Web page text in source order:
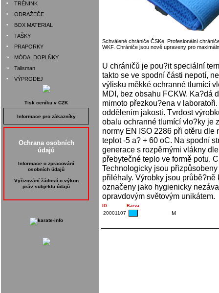
• TRÉNINK
• ODRAŽEČE
• BOX MATERIAL
• TAŠKY
• PRAPORKY
» MÓDA, DOPLŇKY
» Talisman
• VÝPRODEJ
Tisk ceníku v CZK
Informace pro zákazníky
Ochrana osobních
údajů
Informace o zpracování
osobních údajů
Vyřizování žádostí o výkon
práv subjektu údajů
Schválené chrániče ČSKe. Profesionální
WKF. Chrániče jsou nově upraveny pro
U chráničů je pou?it speciální
takto se ve spodní části nepotí,
výlisku měkké ochranné tlumící
MDI, bez obsahu FCKW. Ka?dá
mimoto přezkou?ena v
oddělením jakosti. Tvrdost
obalu ochranné tlumící vlo?ky je
normy EN ISO 2286 při otěru
teplot -5 a? + 60 oC. Na spodní
generace s rozpěrnými vlákny
přebytečné teplo ve formě potu.
Technologicky jsou
přiléhaly. Výrobky jsou
označeny jako hygienicky
opravdovým světovým unikátem.
ID Barva
20001107 M